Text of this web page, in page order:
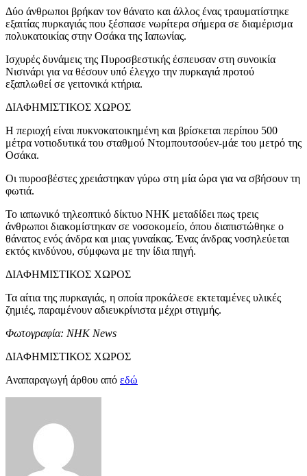
Δύο άνθρωποι βρήκαν τον θάνατο και άλλος ένας τραυματίστηκε
εξαιτίας πυρκαγιάς που ξέσπασε νωρίτερα σήμερα σε διαμέρισμα
πολυκατοικίας στην Οσάκα της Ιαπωνίας.
Ισχυρές δυνάμεις της Πυροσβεστικής έσπευσαν στη συνοικία
Νισινάρι για να θέσουν υπό έλεγχο την πυρκαγιά προτού
εξαπλωθεί σε γειτονικά κτήρια.
ΔΙΑΦΗΜΙΣΤΙΚΟΣ ΧΩΡΟΣ
Η περιοχή είναι πυκνοκατοικημένη και βρίσκεται περίπου 500
μέτρα νοτιοδυτικά του σταθμού Ντομπουτσούεν-μάε του μετρό της
Οσάκα.
Οι πυροσβέστες χρειάστηκαν γύρω στη μία ώρα για να σβήσουν τη
φωτιά.
Το ιαπωνικό τηλεοπτικό δίκτυο NHK μεταδίδει πως τρεις
άνθρωποι διακομίστηκαν σε νοσοκομείο, όπου διαπιστώθηκε ο
θάνατος ενός άνδρα και μιας γυναίκας. Ένας άνδρας νοσηλεύεται
εκτός κινδύνου, σύμφωνα με την ίδια πηγή.
ΔΙΑΦΗΜΙΣΤΙΚΟΣ ΧΩΡΟΣ
Τα αίτια της πυρκαγιάς, η οποία προκάλεσε εκτεταμένες υλικές
ζημιές, παραμένουν αδιευκρίνιστα μέχρι στιγμής.
Φωτογραφία: NHK News
ΔΙΑΦΗΜΙΣΤΙΚΟΣ ΧΩΡΟΣ
Αναπαραγωγή άρθου από εδώ